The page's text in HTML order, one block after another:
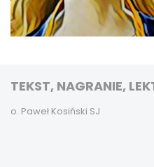
TEKST, NAGRANIE,
o. Paweł Kosiński SJ